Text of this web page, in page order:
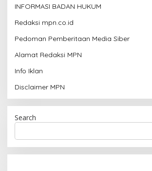
INFORMASI BADAN HUKUM
Redaksi mpn.co.id
Pedoman Pemberitaan Media Siber
Alamat Redaksi MPN
Info Iklan
Disclaimer MPN
Search